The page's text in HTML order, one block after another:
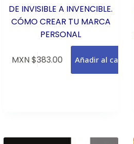
DE INVISIBLE A INVENCIBLE.
CÓMO CREAR TU MARCA
PERSONAL
MXN $383.00 Añadir al carrito